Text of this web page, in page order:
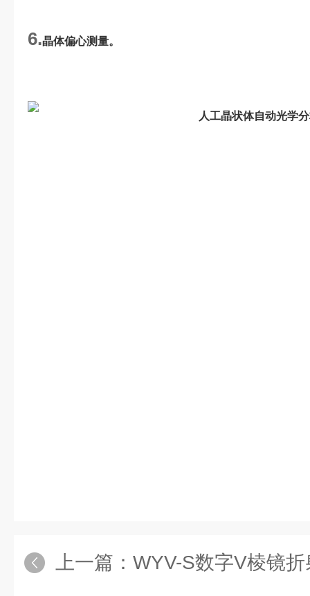
6.晶体偏心测量。
上一篇： WYV-S数字V棱镜折